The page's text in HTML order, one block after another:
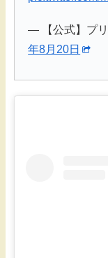
— 【公式】プ
年8月20日